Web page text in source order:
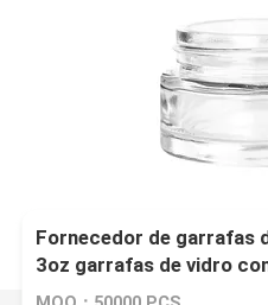
Fornecedor de garrafas
3oz garrafas de vidro
crianças recipiente